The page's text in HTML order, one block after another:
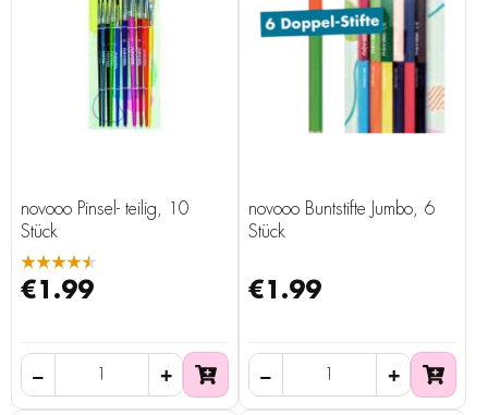
novooo Pinsel- teilig, 10
Stück
★★★★★
€1.99
novooo Buntstifte Jumbo, 6
Stück
€1.99